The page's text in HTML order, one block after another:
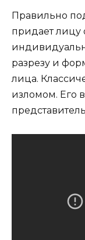
Правильно
придает
разрезу и
лица.
изломом. Его